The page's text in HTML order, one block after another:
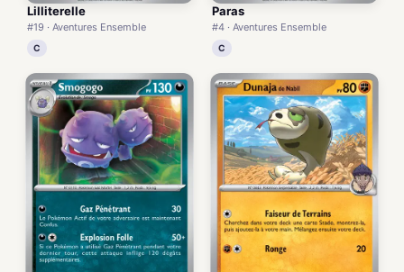
Lilliterelle
#19 · Aventures Ensemble
C
Paras
#4 · Aventures Ensemble
C